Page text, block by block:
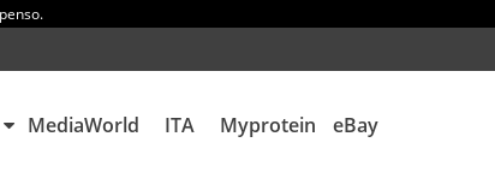
MediaWorld ITA Myprotein eBay